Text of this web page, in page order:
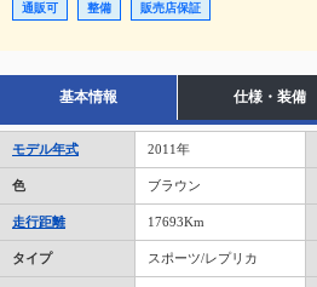
通販可 整備 販売店保証
基本情報 仕様・装備
モデル年式 2011年
色 ブラウン
走行距離 17693Km
タイプ スポーツ/レプリカ